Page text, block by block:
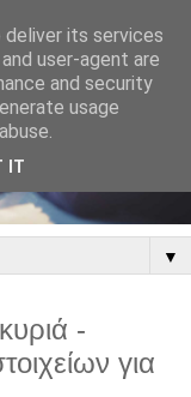
▼
-
για
its services
user-agent are
and security
usage
IT